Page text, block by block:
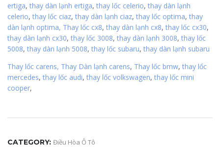
ertiga, thay dàn lạnh ertiga, thay lốc celerio, thay dàn lạnh
celerio, thay lốc ciaz, thay dàn lạnh ciaz, thay lốc optima, thay
dàn lạnh optima, Thay lốc cx8, thay dàn lạnh cx8, thay lốc cx30,
thay dàn lạnh cx30, thay lốc 3008, thay dàn lạnh 3008, thay lốc
5008, thay dàn lạnh 5008, thay lốc subaru, thay dàn lạnh subaru
Thay lốc carens, Thay Dàn lạnh carens, Thay lốc bmw, thay lốc
mercedes, thay lốc audi, thay lốc volkswagen, thay lốc mini
cooper,
CATEGORY: Điều Hòa Ô Tô